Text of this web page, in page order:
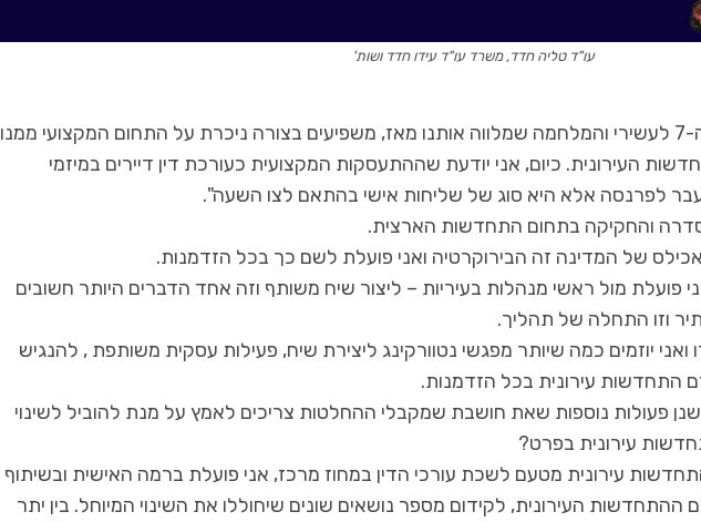
עו"ד טליה חדד, משרד עו"ד עידו חדד ושות'
אני באופן כללי חושבת שאירועי ה-7 לעשירי והמלחמה שמלווה אותנו מאז, משפיעים בצורה ניכרת על התחום המקצועי ממנו
העירונית. כיום, אני יודעת שההתעסקות המקצועית כעורכת דין דיירים במיזמי
לפרנסה אלא היא סוג של שליחות אישי בהתאם לצו השעה".
והחקיקה בתחום התחדשות הארצית.
של המדינה זה הבירוקרטיה ואני פועלת לשם כך בכל הזדמנות.
מול ראשי מנהלות בעיריות – ליצור שיח משותף וזה אחד הדברים היותר חשובים
וזו התחלה של תהליך.
יוזמים כמה שיותר מפגשי נטוורקינג ליצירת שיח, פעילות עסקית משותפת , להנגיש
התחדשות עירונית בכל הזדמנות.
פעולות נוספות שאת חושבת שמקבלי ההחלטות צריכים לאמץ על מנת להוביל לשינוי
עירונית בפרט?
עירונית מטעם לשכת עורכי הדין במחוז מרכז, אני פועלת ברמה האישית ובשיתוף
ההתחדשות העירונית, לקידום מספר נושאים שונים שיחוללו את השינוי המיוחל. בין יתר